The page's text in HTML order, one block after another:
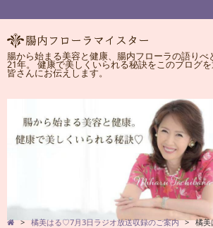
腸から始まる美容と健康、腸内フローラの語りべ
21年。 健康で美しくいられる秘訣をこのブログ
皆さんにお伝えします。
> 橘美はる♡7月3日ラジオ放送収録のご案内 > 橘美